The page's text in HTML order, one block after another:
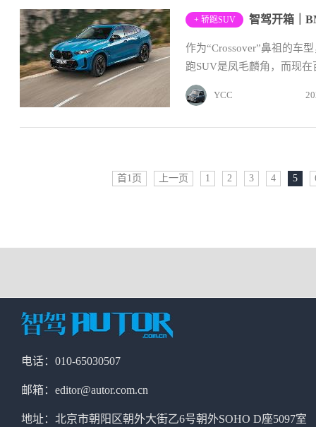
+ 轿跑SUV
作为“Crossover”鼻祖的车
跑SUV是凤毛麟角，而现
YCC
首1页 上一页 1 2 3 4 5
电话：010-65030507
邮箱：editor@autor.com.cn
地址：北京市朝阳区朝外大街乙6号朝外SOHO D座5097室